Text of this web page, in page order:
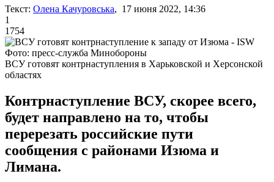
Текст: Олена Качуровська, 17 июня 2022, 14:36
1
1754
Фото: пресс-служба Минобороны
ВСУ готовят контрнаступления в Харьковской и Херсонской
областях
Контрнаступление ВСУ, скорее всего,
будет направлено на то, чтобы
перерезать российские пути
сообщения с районами Изюма и
Лимана.